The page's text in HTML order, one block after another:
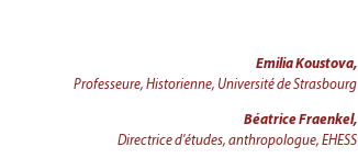
Emilia Koustova,
Professeure, Historienne, Université de Strasbourg
Béatrice Fraenkel,
Directrice d'études, anthropologue, EHESS